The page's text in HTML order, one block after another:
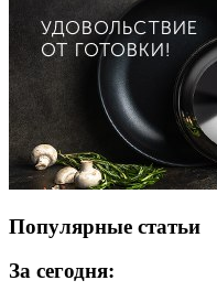
Популярные статьи
За сегодня: